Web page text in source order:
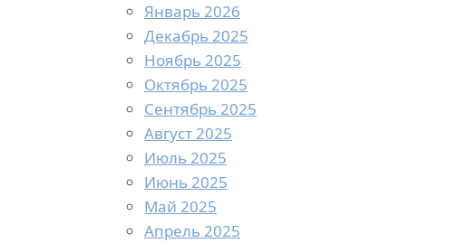
Январь 2026
Декабрь 2025
Ноябрь 2025
Октябрь 2025
Сентябрь 2025
Август 2025
Июль 2025
Июнь 2025
Май 2025
Апрель 2025